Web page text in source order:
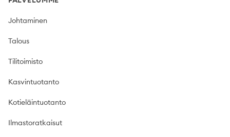
Johtaminen
Talous
Tilitoimisto
Kasvintuotanto
Kotieläintuotanto
Ilmastoratkaisut